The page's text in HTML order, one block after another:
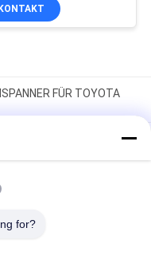
FÜR TOYOTA
6 Alternator mit 7
gelten nicht für die
for?